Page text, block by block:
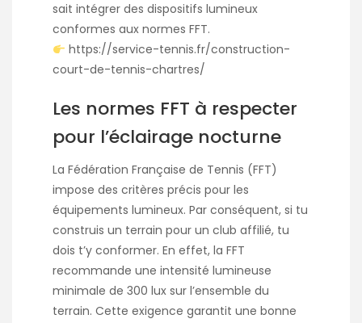
sait intégrer des dispositifs lumineux
conformes aux normes FFT.
https://service-tennis.fr/construction-
court-de-tennis-chartres/
Les normes FFT à respecter
pour l’éclairage nocturne
La Fédération Française de Tennis (FFT)
impose des critères précis pour les
équipements lumineux. Par conséquent, si tu
construis un terrain pour un club affilié, tu
dois t’y conformer. En effet, la FFT
recommande une intensité lumineuse
minimale de 300 lux sur l’ensemble du
terrain. Cette exigence garantit une bonne